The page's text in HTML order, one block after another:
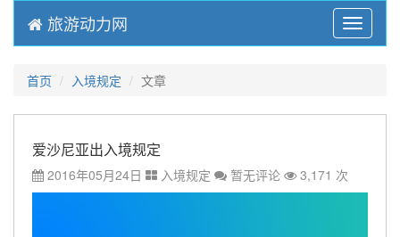
Menu
旅游动力网
首页 入境规定 文章
爱沙尼亚出入境规定
2016年05月24日 入境规定 暂无评论 3,171 次